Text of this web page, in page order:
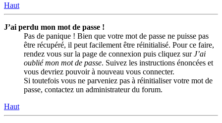
Haut
J’ai perdu mon mot de passe !
Pas de panique ! Bien que votre mot de passe ne puisse pas
être récupéré, il peut facilement être réinitialisé. Pour ce faire,
rendez vous sur la page de connexion puis cliquez surJ’ai
oublié mon mot de passe. Suivez les instructions énoncées et
vous devriez pouvoir à nouveau vous connecter.
Si toutefois vous ne parveniez pas à réinitialiser votre mot de
passe, contactez un administrateur du forum.
Haut